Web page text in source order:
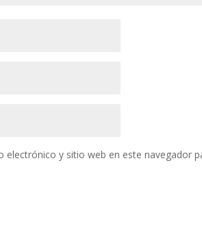
electrónico y sitio web en este navegador